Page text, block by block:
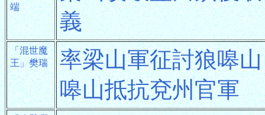
端
義
「混世魔
王」樊瑞
率梁山軍征討狼嗥
嗥山抵抗兗州官軍